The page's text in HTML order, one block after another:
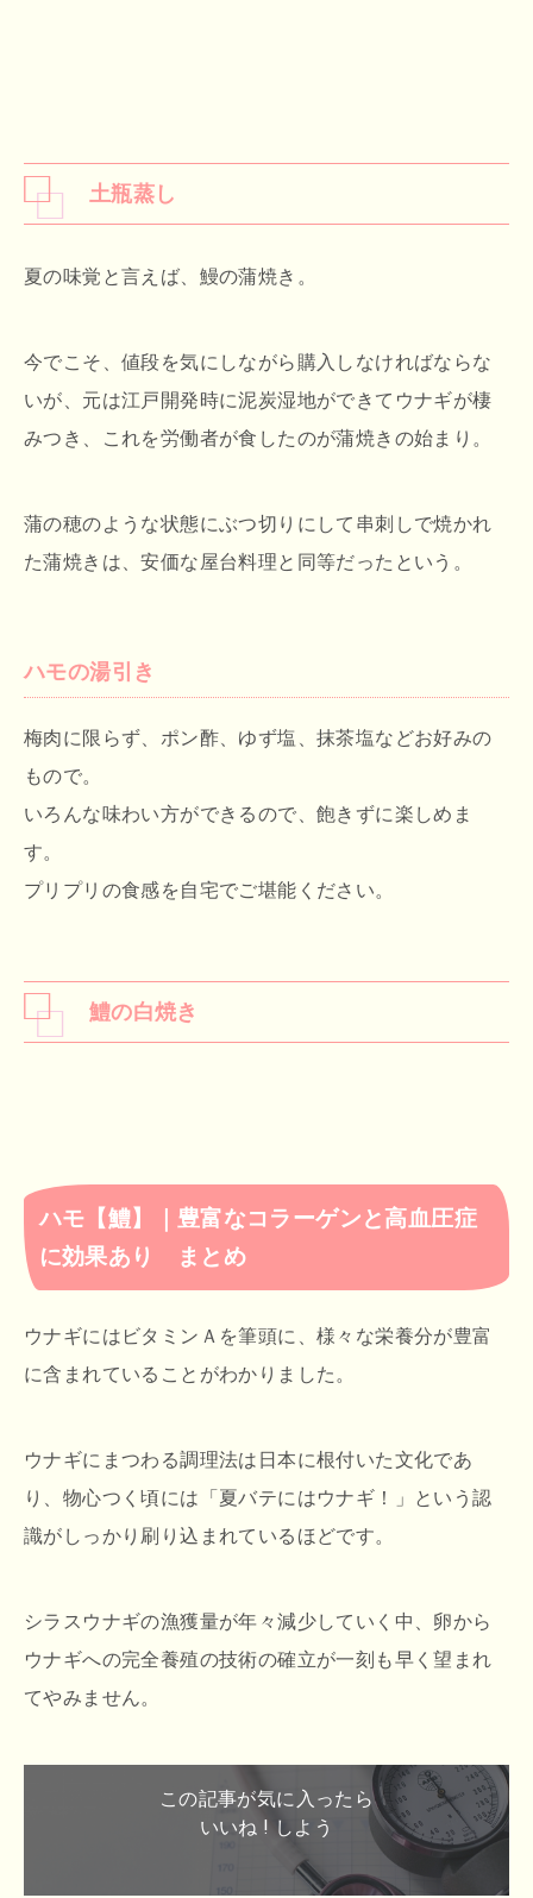
土瓶蒸し
夏の味覚と言えば、鰻の蒲焼き。
今でこそ、値段を気にしながら購入しなければならな
いが、元は江戸開発時に泥炭湿地ができてウナギが棲
みつき、これを労働者が食したのが蒲焼きの始まり。
蒲の穂のような状態にぶつ切りにして串刺しで焼かれ
た蒲焼きは、安価な屋台料理と同等だったという。
ハモの湯引き
梅肉に限らず、ポン酢、ゆず塩、抹茶塩などお好みの
もので。
いろんな味わい方ができるので、飽きずに楽しめま
す。
プリプリの食感を自宅でご堪能ください。
鱧の白焼き
ハモ【鱧】｜豊富なコラーゲンと高血圧症
に効果あり まとめ
ウナギにはビタミンＡを筆頭に、様々な栄養分が豊富
に含まれていることがわかりました。
ウナギにまつわる調理法は日本に根付いた文化であ
り、物心つく頃には「夏バテにはウナギ！」という認
識がしっかり刷り込まれているほどです。
シラスウナギの漁獲量が年々減少していく中、卵から
ウナギへの完全養殖の技術の確立が一刻も早く望まれ
てやみません。
この記事が気に入ったら
いいね ! しよう